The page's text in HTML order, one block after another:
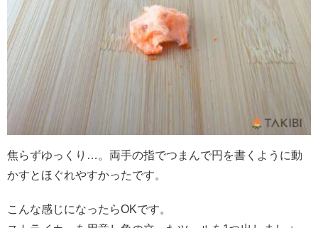
焦らずゆっくり…。両手の指でつまんで円を書くように動
かすとほぐれやすかったです。
こんな感じになったらOKです。